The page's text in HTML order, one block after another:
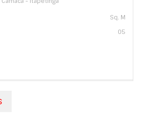
Sq. M
05